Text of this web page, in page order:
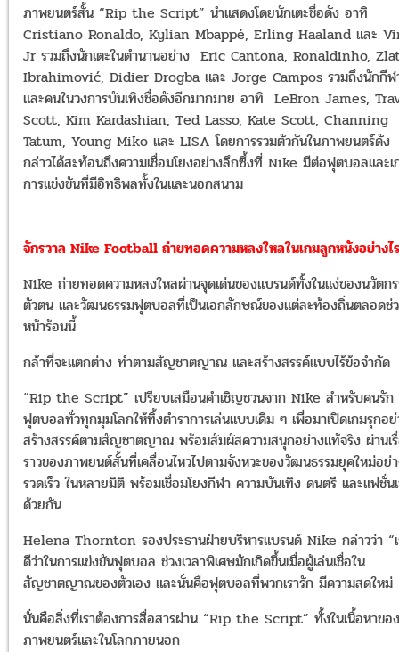
ภาพยนตร์สั้น “Rip the Script” นำแสดงโดยนักเตะชื่อดัง อาทิ
Cristiano Ronaldo, Kylian Mbappé, Erling Haaland และ
Jr รวมถึงนักเตะในตำนานอย่าง Eric Cantona, Ronaldinho,
Ibrahimović, Didier Drogba และ Jorge Campos รวมถึงนักกีฬ
และคนในวงการบันเทิงชื่อดังอีกมากมาย อาทิ LeBron James,
Scott, Kim Kardashian, Ted Lasso, Kate Scott, Channing
Tatum, Young Miko และ LISA โดยการรวมตัวกันในภาพยนตร์ดัง
กล่าวได้สะท้อนถึงความเชื่อมโยงอย่างลึกซึ้งที่ Nike มีต่อฟุตบอลและเ
การแข่งขันที่มีอิทธิพลทั้งในและนอกสนาม
จักรวาล Nike Football ถ่ายทอดความหลงใหลในเกมลูกหนังอย่างไ
Nike ถ่ายทอดความหลงใหลผ่านจุดเด่นของแบรนด์ทั้งในแง่ของนวัตก
ตัวตน และวัฒนธรรมฟุตบอลที่เป็นเอกลักษณ์ของแต่ละท้องถิ่นตลอดช่
หน้าร้อนนี้
กล้าที่จะแตกต่าง ทำตามสัญชาตญาณ และสร้างสรรค์แบบไร้ข้อจำกัด
“Rip the Script” เปรียบเสมือนคำเชิญชวนจาก Nike สำหรับคนรัก
ฟุตบอลทั่วทุกมุมโลกให้ทิ้งตำราการเล่นแบบเดิม ๆ เพื่อมาเปิดเกมรุกอ
สร้างสรรค์ตามสัญชาตญาณ พร้อมสัมผัสความสนุกอย่างแท้จริง ผ่านเ
ราวของภาพยนต์สั้นที่เคลื่อนไหวไปตามจังหวะของวัฒนธรรมยุคใหม่อย่
รวดเร็ว ในหลายมิติ พร้อมเชื่อมโยงกีฬา ความบันเทิง ดนตรี และแฟชั่น
ด้วยกัน
Helena Thornton รองประธานฝ่ายบริหารแบรนด์ Nike กล่าวว่า “เ
ดีว่าในการแข่งขันฟุตบอล ช่วงเวลาพิเศษมักเกิดขึ้นเมื่อผู้เล่นเชื่อใน
สัญชาตญาณของตัวเอง และนั่นคือฟุตบอลที่พวกเรารัก มีความสดใหม่
นั่นคือสิ่งที่เราต้องการสื่อสารผ่าน “Rip the Script” ทั้งในเนื้อหาของ
ภาพยนตร์และในโลกภายนอก